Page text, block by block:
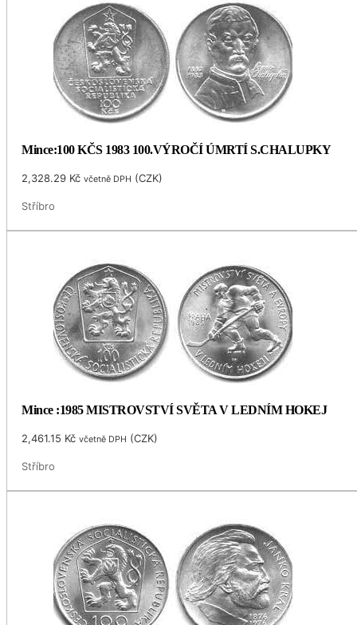
Mince:100 KČS 1983 100.VÝROČÍ ÚMRTÍ S.CHALUPKY
2,328.29 Kč včetně DPH (CZK)
Stříbro
Mince :1985 MISTROVSTVÍ SVĚTA V LEDNÍM HOKEJ
2,461.15 Kč včetně DPH (CZK)
Stříbro